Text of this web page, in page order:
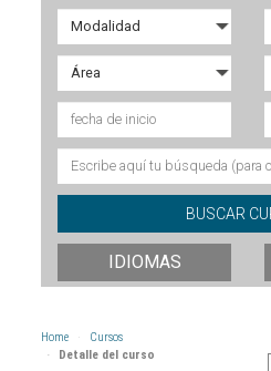
IDIOMAS
Home
Cursos
Detalle del curso